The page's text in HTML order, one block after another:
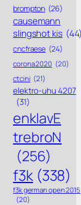
brompton (26)
causemann
slingshot kis
cncfraese (24)
corona 2020 (20)
ctcini (21)
elektro-uhu 4207
(31)
enklavE
trebroN
(256)
f3k (338)
f3k german open 2015
(20)